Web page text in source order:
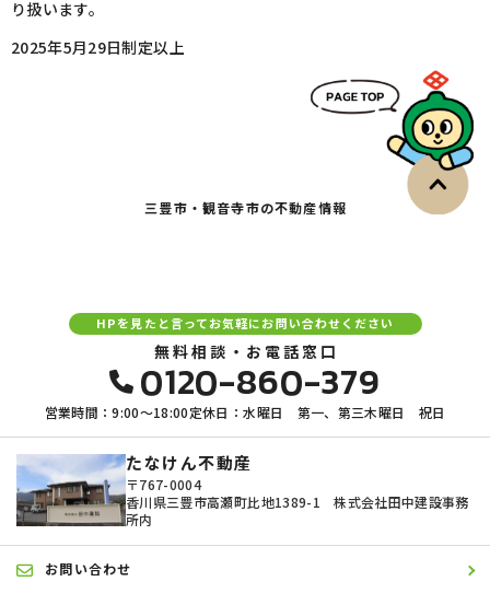
り扱います。
2025年5月29日制定以上
三豊市・観音寺市の不動産情報
HPを見たと言ってお気軽にお問い合わせください
無料相談・お電話窓口
0120-860-379
営業時間：9:00〜18:00定休日：水曜日 第一、第三木曜日 祝日
たなけん不動産
〒767-0004
香川県三豊市高瀬町比地1389-1 株式会社田中建設事務
所内
お問い合わせ